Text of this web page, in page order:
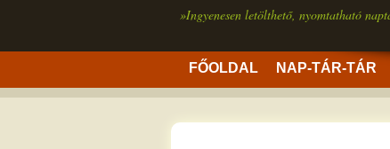
»Ingyenesen letölthető, nyomtatható
FŐOLDAL NAP-TÁR-TÁR